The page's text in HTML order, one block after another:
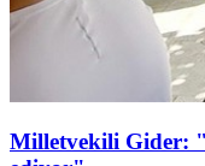
Milletvekili Gider: